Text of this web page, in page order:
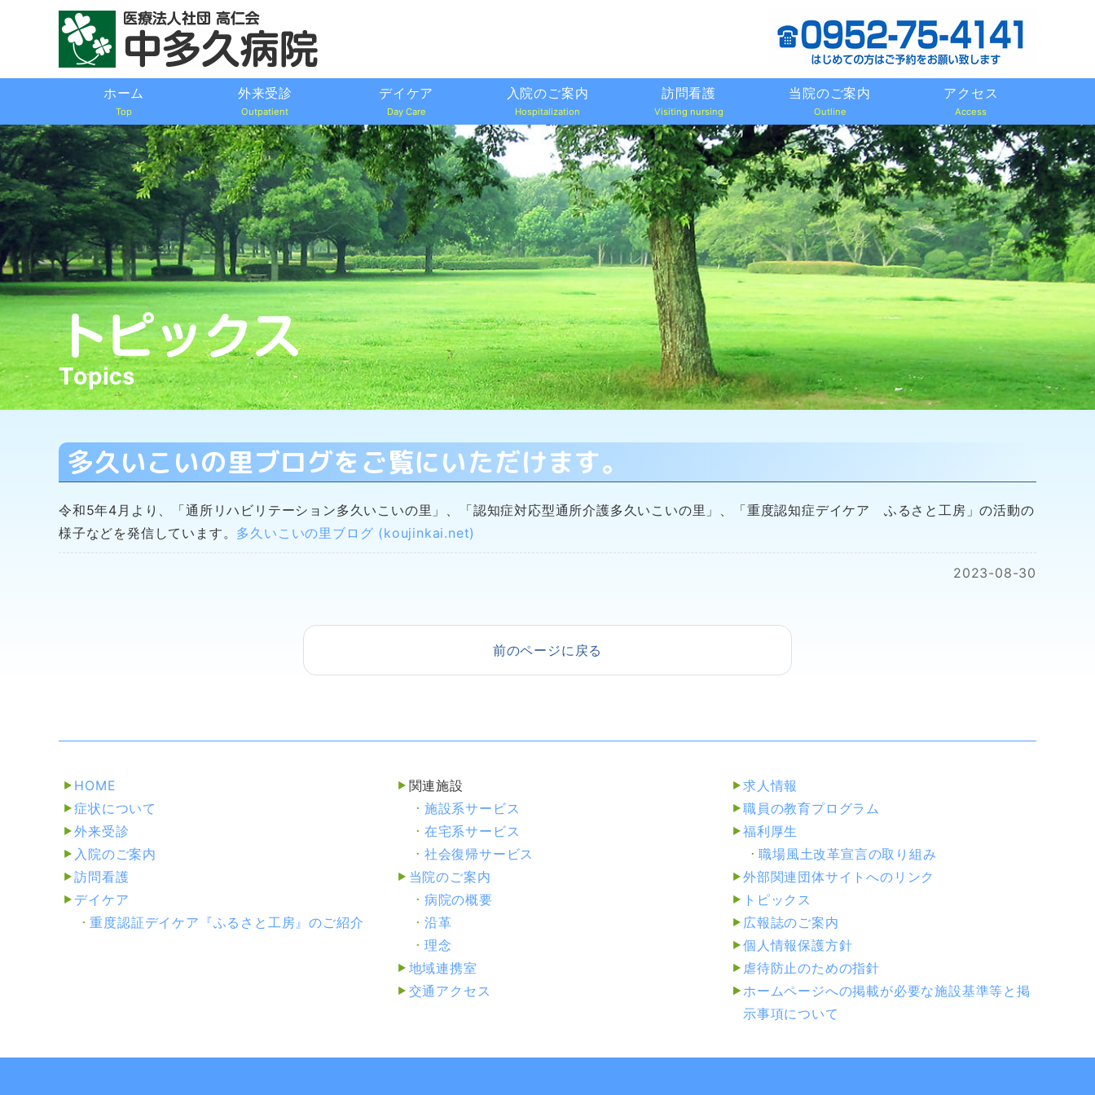
ホーム
Top
外来受診
Outpatient
デイケア
Day Care
入院のご案内
Hospitalization
訪問看護
Visiting nursing
当院のご案内
Outline
アクセス
Access
多久いこいの里ブログをご覧にいただけます。
令和5年4月より、「通所リハビリテーション多久いこいの里」、「認知症対応型通所介護多久いこいの里」、「重度認知症デイケア ふるさと工房」の活動の
様子などを発信しています。 多久いこいの里ブログ (koujinkai.net)
2023-08-30
前のページに戻る
HOME
症状について
外来受診
入院のご案内
訪問看護
デイケア
重度認証デイケア『ふるさと工房』のご紹介
関連施設
施設系サービス
在宅系サービス
社会復帰サービス
当院のご案内
病院の概要
沿革
理念
地域連携室
交通アクセス
求人情報
職員の教育プログラム
福利厚生
職場風土改革宣言の取り組み
外部関連団体サイトへのリンク
トピックス
広報誌のご案内
個人情報保護方針
虐待防止のための指針
ホームページへの掲載が必要な施設基準等と掲
示事項について